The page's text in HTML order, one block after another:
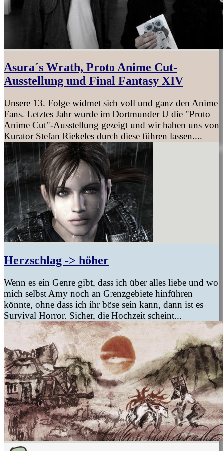
Asura´s Wrath, Proto Anime Cut-
Ausstellung und Final Fantasy XIV
Unsere 13. Folge widmet sich voll und ganz den Anime
Fans. Letztes Jahr wurde im Dortmunder U die "Proto
Anime Cut"-Ausstellung gezeigt und wir haben uns von
Kurator Stefan Riekeles durch diese führen lassen....
Herzschlag -> höher
Wenn es ein Genre gibt, dass ich über alles liebe und wo
mich selbst Amy noch an Grenzgebiete hinführen
könnte, ohne dass ich ihr böse sein kann, dann ist es
Survival Horror. Sicher, die Hochzeit scheint...